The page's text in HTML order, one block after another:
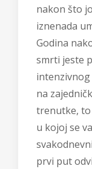
nakon što
iznenada
Godina
smrti jeste
intenzivnog
na
trenutke,
u kojoj se
prvi put